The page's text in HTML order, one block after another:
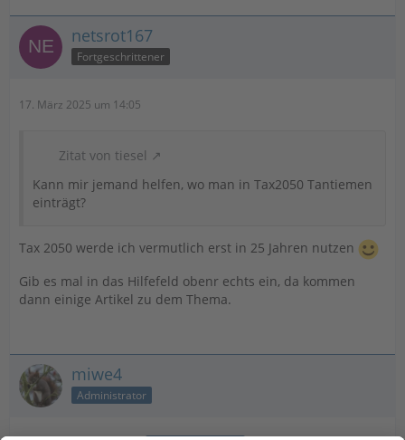
netsrot167
Fortgeschrittener
17. März 2025 um 14:05
Zitat von tiesel
Kann mir jemand helfen, wo man in Tax2050 Tantiemen
einträgt?
Tax 2050 werde ich vermutlich erst in 25 Jahren nutzen
Gib es mal in das Hilfefeld obenr echts ein, da kommen
dann einige Artikel zu dem Thema.
miwe4
Administrator